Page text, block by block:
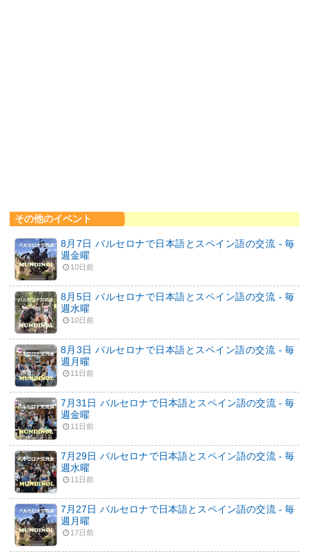
その他のイベント
8月7日 バルセロナで日本語とスペイン語の交流 - 毎
週金曜
10日前
8月5日 バルセロナで日本語とスペイン語の交流 - 毎
週水曜
10日前
8月3日 バルセロナで日本語とスペイン語の交流 - 毎
週月曜
11日前
7月31日 バルセロナで日本語とスペイン語の交流 - 毎
週金曜
11日前
7月29日 バルセロナで日本語とスペイン語の交流 - 毎
週水曜
11日前
7月27日 バルセロナで日本語とスペイン語の交流 - 毎
週月曜
17日前